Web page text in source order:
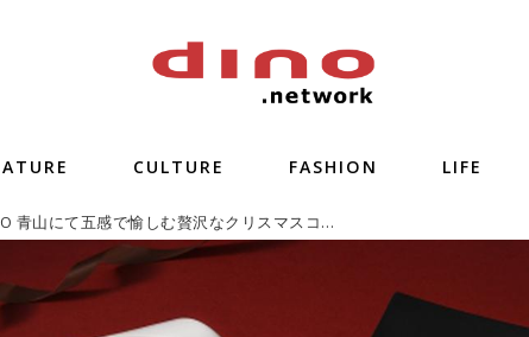
CULTURE FASHION LIFE
リストランテAO 青山にて五感で愉しむ贅沢なクリスマスコースを